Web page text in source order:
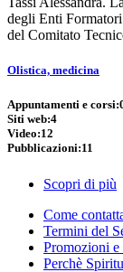
degli Enti
del Comitato
Olistica, medicina
Appuntamenti e corsi:
Siti web:4
Video:12
Pubblicazioni:11
Scopri di più
Come
Termini del
Promozioni e
Perchè